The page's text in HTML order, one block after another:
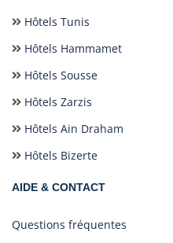
Hôtels Tunis
Hôtels Hammamet
Hôtels Sousse
Hôtels Zarzis
Hôtels Ain Draham
Hôtels Bizerte
AIDE & CONTACT
Questions fréquentes